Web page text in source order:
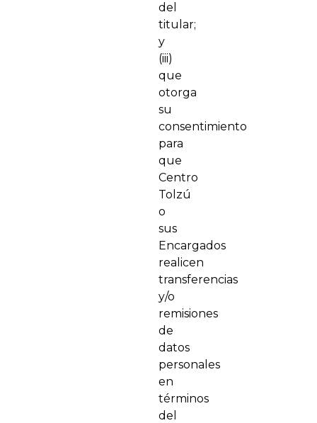
del
titular;
y
(iii)
que
otorga
su
consentimiento
para
que
Centro
Tolzú
o
sus
Encargados
realicen
transferencias
y/o
remisiones
de
datos
personales
en
términos
del